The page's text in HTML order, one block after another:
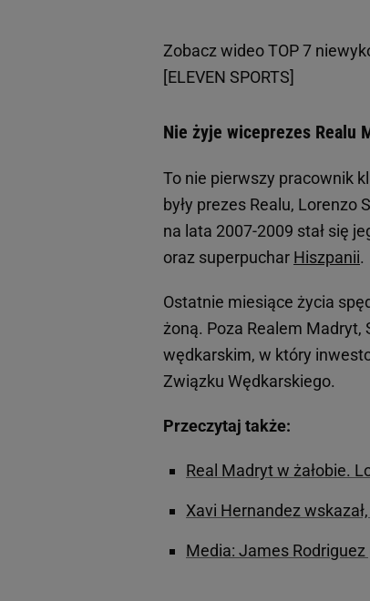
Zobacz wideoTOP 7
[ELEVEN SPORTS]
Nie żyje wiceprezes Realu
To nie pierwszy pracownik
były prezes Realu, Lorenzo
na lata 2007-2009 stał się
oraz superpuchar Hiszpanii.
Ostatnie miesiące życia
żoną. Poza Realem Madryt,
wędkarskim, w który
Związku Wędkarskiego.
Przeczytaj także:
Real Madryt w żałobie.
Xavi Hernandez
Media: James